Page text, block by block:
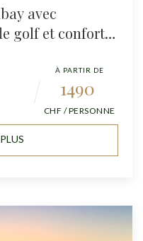
avec
golf et confort
À PARTIR DE
1490
CHF / PERSONNE